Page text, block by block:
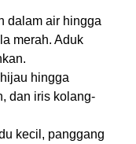
dalam air hingga
merah. Aduk
hingga
dan iris kolang-
kecil, panggang